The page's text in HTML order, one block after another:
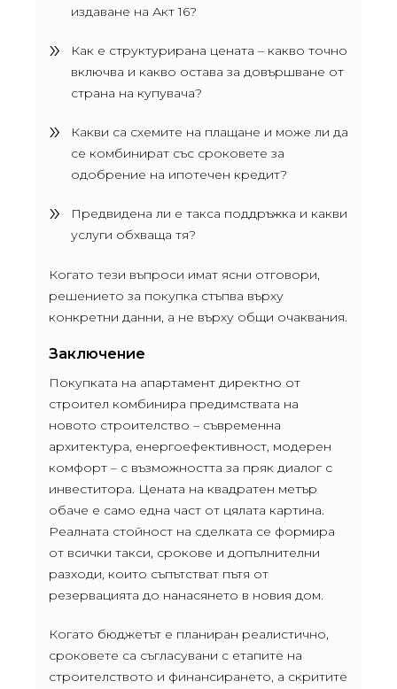
издаване на Акт 16?
Как е структурирана цената – какво точно
включва и какво остава за довършване от
страна на купувача?
Какви са схемите на плащане и може ли да
се комбинират със сроковете за
одобрение на ипотечен кредит?
Предвидена ли е такса поддръжка и какви
услуги обхваща тя?
Когато тези въпроси имат ясни отговори,
решението за покупка стъпва върху
конкретни данни, а не върху общи очаквания.
Заключение
Покупката на апартамент директно от
строител комбинира предимствата на
новото строителство – съвременна
архитектура, енергоефективност, модерен
комфорт – с възможността за пряк диалог с
инвеститора. Цената на квадратен метър
обаче е само една част от цялата картина.
Реалната стойност на сделката се формира
от всички такси, срокове и допълнителни
разходи, които съпътстват пътя от
резервацията до нанасянето в новия дом.
Когато бюджетът е планиран реалистично,
сроковете са съгласувани с етапите на
строителството и финансирането, а скритите